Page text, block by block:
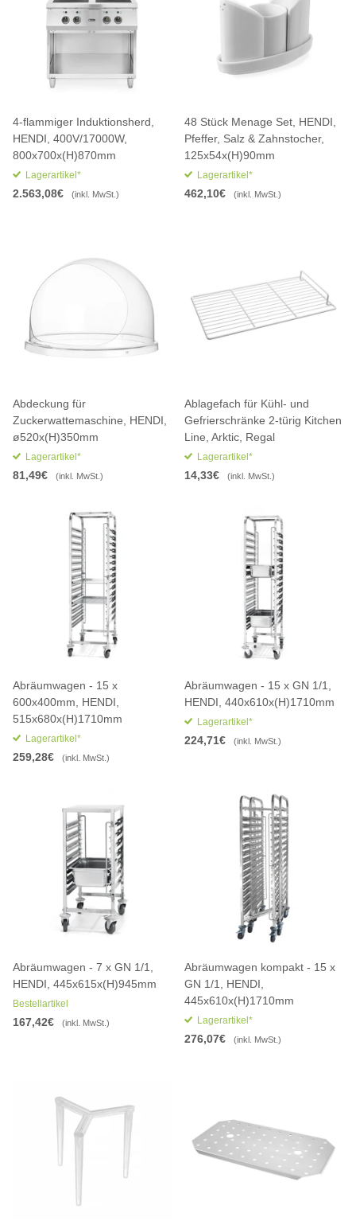
4-flammiger Induktionsherd,
HENDI, 400V/17000W,
800x700x(H)870mm
Lagerartikel*
2.563,08€ (inkl. MwSt.)
48 Stück Menage Set, HENDI,
Pfeffer, Salz & Zahnstocher,
125x54x(H)90mm
Lagerartikel*
462,10€ (inkl. MwSt.)
Abdeckung für
Zuckerwattemaschine, HENDI,
ø520x(H)350mm
Lagerartikel*
81,49€ (inkl. MwSt.)
Ablagefach für Kühl- und
Gefrierschränke 2-türig Kitchen
Line, Arktic, Regal
Lagerartikel*
14,33€ (inkl. MwSt.)
Abräumwagen - 15 x
600x400mm, HENDI,
515x680x(H)1710mm
Lagerartikel*
259,28€ (inkl. MwSt.)
Abräumwagen - 15 x GN 1/1,
HENDI, 440x610x(H)1710mm
Lagerartikel*
224,71€ (inkl. MwSt.)
Abräumwagen - 7 x GN 1/1,
HENDI, 445x615x(H)945mm
Bestellartikel
167,42€ (inkl. MwSt.)
Abräumwagen kompakt - 15 x
GN 1/1, HENDI,
445x610x(H)1710mm
Lagerartikel*
276,07€ (inkl. MwSt.)